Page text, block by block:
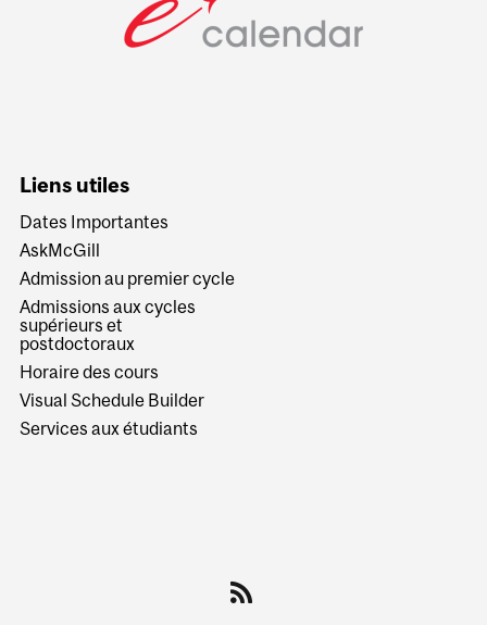
Liens utiles
Dates Importantes
AskMcGill
Admission au premier cycle
Admissions aux cycles
supérieurs et
postdoctoraux
Horaire des cours
Visual Schedule Builder
Services aux étudiants